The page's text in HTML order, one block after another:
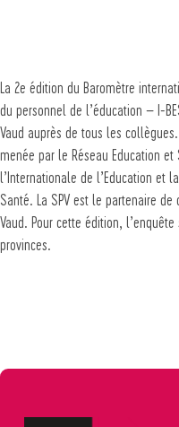
La 2e édition du Baromètre
du personnel de l’éducation – I-
Vaud auprès de tous les
menée par le Réseau Education
l’Internationale de l’Education et
Santé. La SPV est le partenaire
Vaud. Pour cette édition,
provinces.